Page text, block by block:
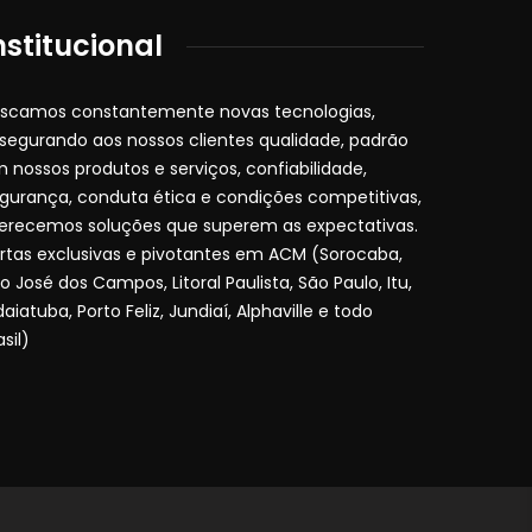
constantemente novas tecnologias,
aos nossos clientes qualidade, padrão
nossos produtos e serviços, confiabilidade,
conduta ética e condições competitivas,
soluções que superem as expectativas.
exclusivas e pivotantes em ACM (Sorocaba,
José dos Campos, Litoral Paulista, São Paulo, Itu,
Porto Feliz, Jundiaí, Alphaville e todo